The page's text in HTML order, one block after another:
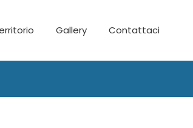
Gallery Contattaci